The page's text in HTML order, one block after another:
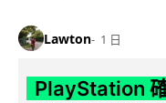
Lawton 1 日
PlayStation